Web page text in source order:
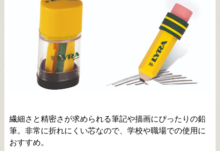
繊細さと精密さが求められる筆記や描画にぴったりの鉛
筆。非常に折れにくい芯なので、学校や職場での使用に
おすすめ。